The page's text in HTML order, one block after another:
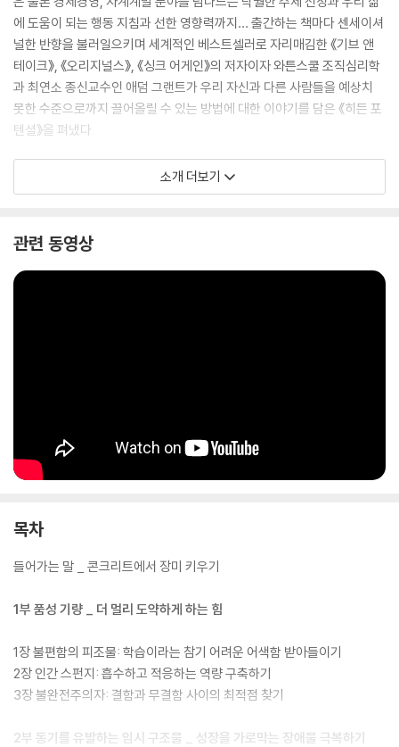
에 도움이 되는 행동 지침과 선한 영향력까지… 출간하는 책마다 센세이셔
널한 반향을 불러일으키며 세계적인 베스트셀러로 자리매김한 《기브 앤
테이크》, 《오리지널스》, 《싱크 어게인》의 저자이자 와튼스쿨 조직심리학
과 최연소 종신교수인 애덤 그랜트가 우리 자신과 다른 사람들을 예상치
못한 수준으로까지 끌어올릴 수 있는 방법에 대한 이야기를 담은 《히든 포
텐셜》을 펴냈다.
수 있는 숨은 잠재력에 대해서는 쉽게 간과한다. 그리고 이러한 잠재력을
력의 실패라고 단정한다. 하지만 그렇지 않다. 저자는 현재 우리 사회에 만
소개 더보기
관련 동영상
목차
들어가는 말 _ 콘크리트에서 장미 키우기
1부 품성 기량 _ 더 멀리 도약하게 하는 힘
1장 불편함의 피조물: 학습이라는 참기 어려운 어색함 받아들이기
2장 인간 스펀지: 흡수하고 적응하는 역량 구축하기
3장 불완전주의자: 결함과 무결함 사이의 최적점 찾기
2부 동기를 유발하는 임시 구조물 _ 성장을 가로막는 장애물 극복하기